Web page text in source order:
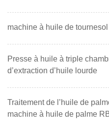
machine à huile de
Presse à huile à triple
d’extraction d’huile lourde
Traitement de l’huile de
machine à huile de palme